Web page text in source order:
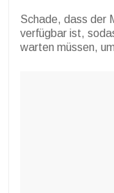
Schade, dass der
verfügbar ist,
warten müssen,